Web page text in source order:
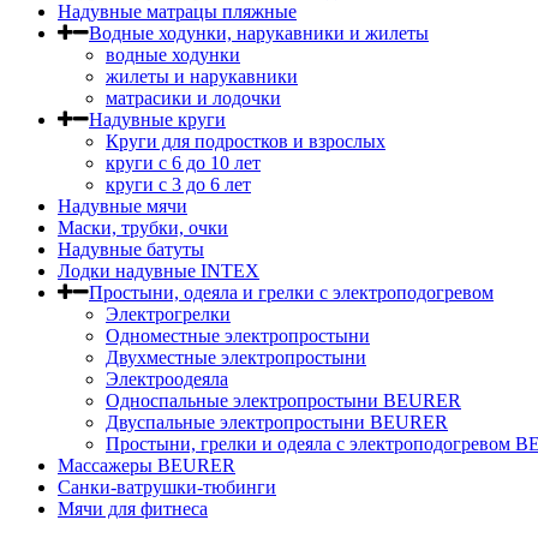
Надувные матрацы пляжные
Водные ходунки, нарукавники и жилеты
водные ходунки
жилеты и нарукавники
матрасики и лодочки
Надувные круги
Круги для подростков и взрослых
круги с 6 до 10 лет
круги c 3 до 6 лет
Надувные мячи
Маски, трубки, очки
Надувные батуты
Лодки надувные INTEX
Простыни, одеяла и грелки с электроподогревом
Электрогрелки
Одноместные электропростыни
Двухместные электропростыни
Электроодеяла
Односпальные электропростыни BEURER
Двуспальные электропростыни BEURER
Простыни, грелки и одеяла с электроподогревом
Массажеры BEURER
Санки-ватрушки-тюбинги
Мячи для фитнеса